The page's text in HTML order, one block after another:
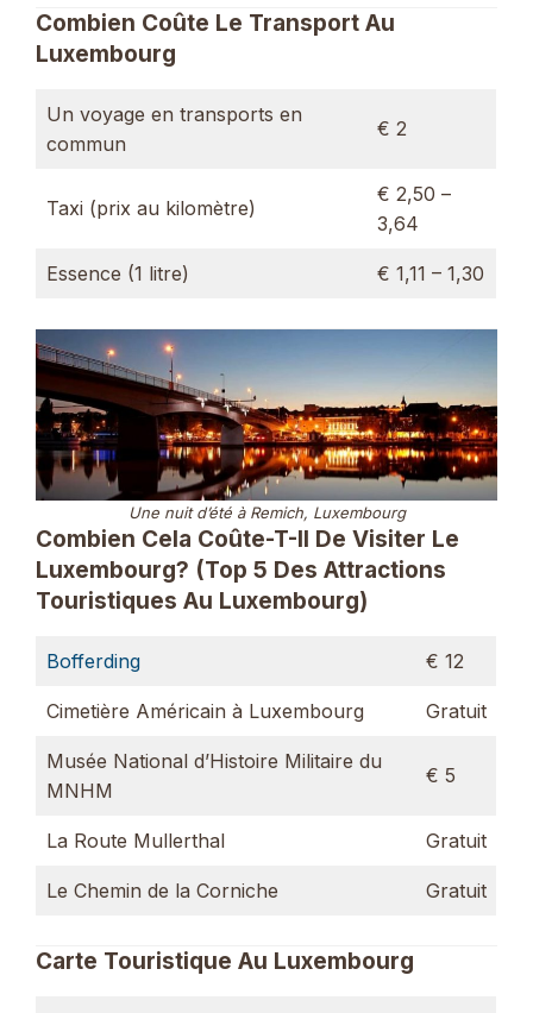
Combien Coûte Le Transport Au
Luxembourg
Un voyage en transports en
commun
€ 2
Taxi (prix au kilomètre)
€ 2,50 –
3,64
Essence (1 litre) € 1,11 – 1,30
Une nuit d’été à Remich, Luxembourg
Combien Cela Coûte-T-Il De Visiter Le
Luxembourg? (Top 5 Des Attractions
Touristiques Au Luxembourg)
Bofferding € 12
Cimetière Américain à Luxembourg Gratuit
Musée National d’Histoire Militaire du
MNHM
€ 5
La Route Mullerthal Gratuit
Le Chemin de la Corniche Gratuit
Carte Touristique Au Luxembourg